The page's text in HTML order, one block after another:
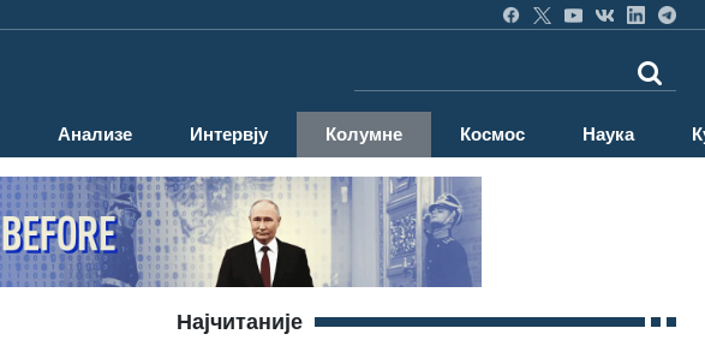
Анализе Интервју Колумне Космос Наука
Најчитаније